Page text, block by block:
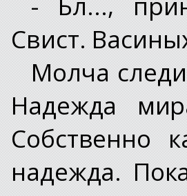
Свист.
Молча
Надежда
надежда.